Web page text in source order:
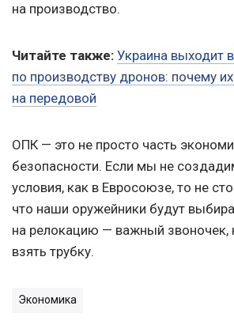
на производство.
Читайте также: Украина выходит
по производству дронов: почему
на передовой
ОПК — это не просто часть
безопасности. Если мы не
условия, как в Евросоюзе, то не
что наши оружейники будут
на релокацию — важный звоночек,
взять трубку.
Экономика